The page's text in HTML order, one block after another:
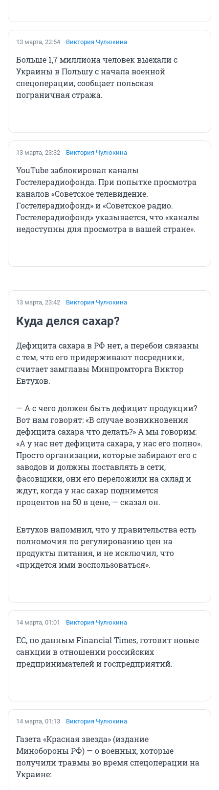
13 марта, 22:54 Виктория Чулюкина
Больше 1,7 миллиона человек выехали с
Украины в Польшу с начала военной
спецоперации, сообщает польская
пограничная стража.
13 марта, 23:32 Виктория Чулюкина
YouTube заблокировал каналы
Гостелерадиофонда. При попытке просмотра
каналов «Советское телевидение.
Гостелерадиофонд» и «Советское радио.
Гостелерадиофонд» указывается, что «каналы
недоступны для просмотра в вашей стране».
13 марта, 23:42 Виктория Чулюкина
Куда делся сахар?
Дефицита сахара в РФ нет, а перебои связаны
с тем, что его придерживают посредники,
считает замглавы Минпромторга Виктор
Евтухов.
— А с чего должен быть дефицит продукции?
Вот нам говорят: «В случае возникновения
дефицита сахара что делать?» А мы говорим:
«А у нас нет дефицита сахара, у нас его полно».
Просто организации, которые забирают его с
заводов и должны поставлять в сети,
фасовщики, они его переложили на склад и
ждут, когда у нас сахар поднимется
процентов на 50 в цене, — сказал он.
Евтухов напомнил, что у правительства есть
полномочия по регулированию цен на
продукты питания, и не исключил, что
«придется ими воспользоваться».
14 марта, 01:01 Виктория Чулюкина
ЕС, по данным Financial Times, готовит новые
санкции в отношении российских
предпринимателей и госпредприятий.
14 марта, 01:13 Виктория Чулюкина
Газета «Красная звезда» (издание
Минобороны РФ) — о военных, которые
получили травмы во время спецоперации на
Украине: